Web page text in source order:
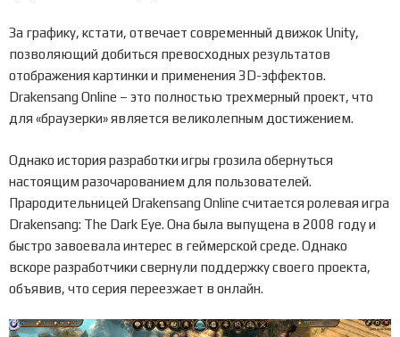
За графику, кстати, отвечает современный движок Unity,
позволяющий добиться превосходных результатов
отображения картинки и применения 3D-эффектов.
Drakensang Online – это полностью трехмерный проект, что
для «браузерки» является великолепным достижением.
Однако история разработки игры грозила обернуться
настоящим разочарованием для пользователей.
Прародительницей Drakensang Online считается ролевая игра
Drakensang: The Dark Eye. Она была выпущена в 2008 году и
быстро завоевала интерес в геймерской среде. Однако
вскоре разработчики свернули поддержку своего проекта,
объявив, что серия переезжает в онлайн.